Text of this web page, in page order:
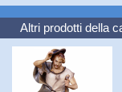
Altri prodotti della